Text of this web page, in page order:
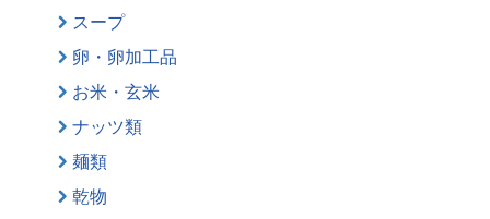
スープ
卵・卵加工品
お米・玄米
ナッツ類
麺類
乾物